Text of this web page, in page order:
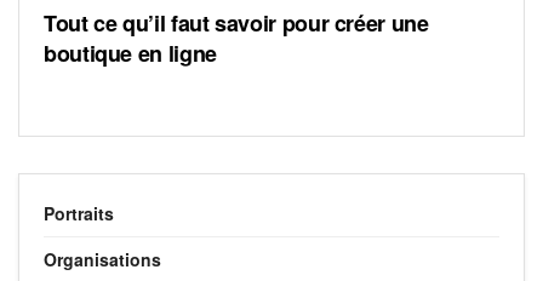
Tout ce qu’il faut savoir pour créer une
boutique en ligne
Portraits
Organisations